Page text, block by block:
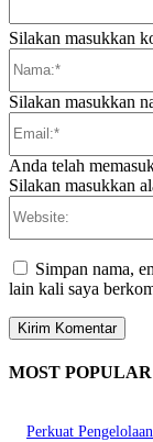
Silakan masukkan
Silakan masukkan
Anda telah
Silakan masukkan
Simpan nama,
lain kali saya
MOST POPULAR
Perkuat